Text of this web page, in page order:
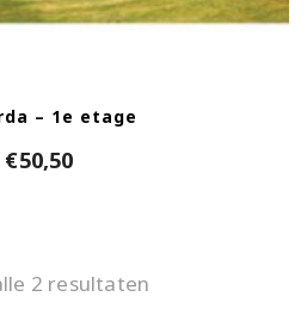
– 1e etage
€50,50
2 resultaten